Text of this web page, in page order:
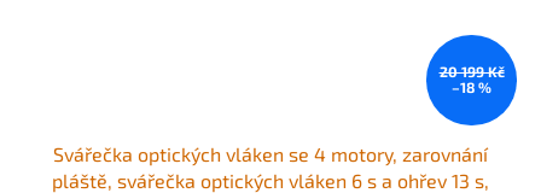
20 199 Kč
–18 %
Svářečka optických vláken se 4 motory, zarovnání
pláště, svářečka optických vláken 6 s a ohřev 13 s,